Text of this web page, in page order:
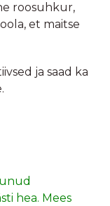
roosuhkur,
et maitse
ja saad ka
hea. Mees